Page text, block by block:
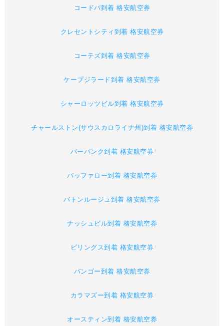
コードバ到着 格安航空券
クレセントシティ到着 格安航空券
コーテズ到着 格安航空券
ケープジラード到着 格安航空券
シャーロッツビル到着 格安航空券
チャールストン(サウスカロライナ州)到着 格安航空券
バーバンク到着 格安航空券
バッファロー到着 格安航空券
バトンルージュ到着 格安航空券
ナッシュビル到着 格安航空券
ビリングス到着 格安航空券
バンゴー到着 格安航空券
カラマズー到着 格安航空券
オースティン到着 格安航空券